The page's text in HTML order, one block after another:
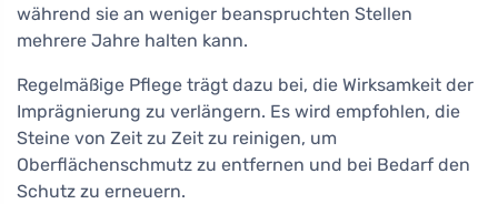
während sie an weniger beanspruchten Stellen
mehrere Jahre halten kann.
Regelmäßige Pflege trägt dazu bei, die Wirksamkeit der
Imprägnierung zu verlängern. Es wird empfohlen, die
Steine von Zeit zu Zeit zu reinigen, um
Oberflächenschmutz zu entfernen und bei Bedarf den
Schutz zu erneuern.